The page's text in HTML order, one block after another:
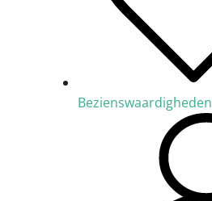
Bezienswaardigheden